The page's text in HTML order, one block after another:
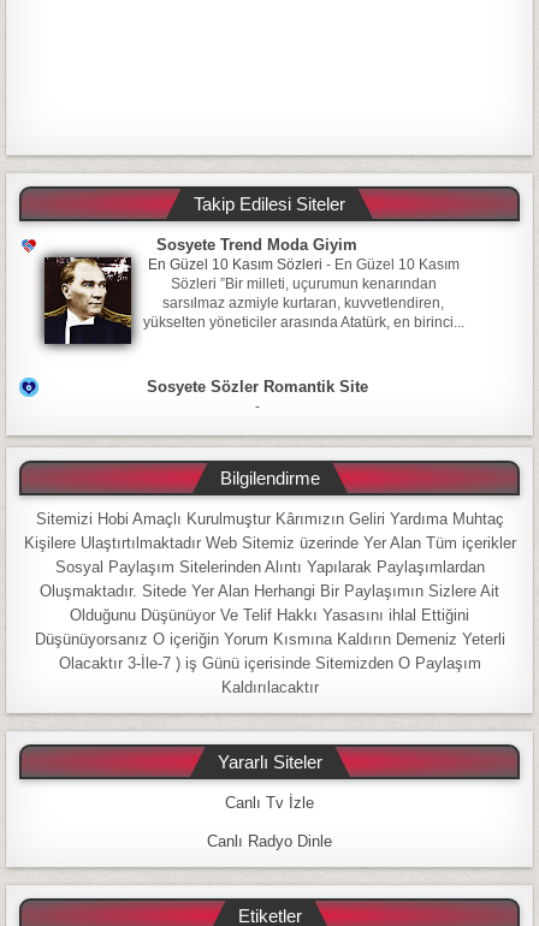
Takip Edilesi Siteler
Sosyete Trend Moda Giyim
En Güzel 10 Kasım Sözleri - En Güzel 10 Kasım
Sözleri ”Bir milleti, uçurumun kenarından
sarsılmaz azmiyle kurtaran, kuvvetlendiren,
yükselten yöneticiler arasında Atatürk, en birinci...
Sosyete Sözler Romantik Site
-
Bilgilendirme
Sitemizi Hobi Amaçlı Kurulmuştur Kârımızın Geliri Yardıma Muhtaç
Kişilere Ulaştırtılmaktadır Web Sitemiz üzerinde Yer Alan Tüm içerikler
Sosyal Paylaşım Sitelerinden Alıntı Yapılarak Paylaşımlardan
Oluşmaktadır. Sitede Yer Alan Herhangi Bir Paylaşımın Sizlere Ait
Olduğunu Düşünüyor Ve Telif Hakkı Yasasını ihlal Ettiğini
Düşünüyorsanız O içeriğin Yorum Kısmına Kaldırın Demeniz Yeterli
Olacaktır 3-İle-7 ) iş Günü içerisinde Sitemizden O Paylaşım
Kaldırılacaktır
Yararlı Siteler
Canlı Tv İzle
Canlı Radyo Dinle
Etiketler